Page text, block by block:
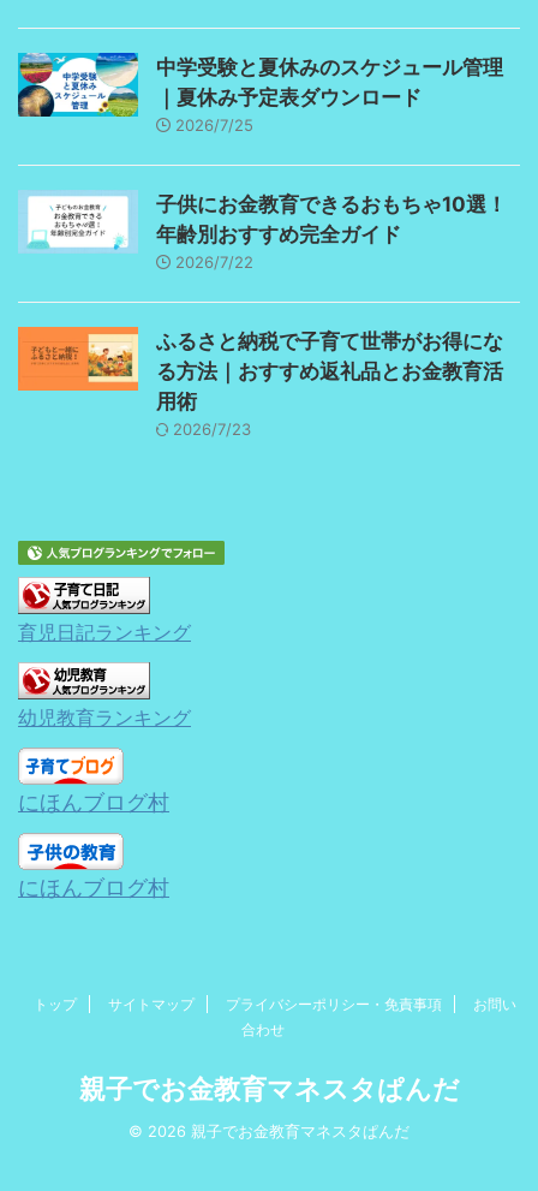
中学受験と夏休みのスケジュール管理
｜夏休み予定表ダウンロード
2026/7/25
子供にお金教育できるおもちゃ10選！
年齢別おすすめ完全ガイド
2026/7/22
ふるさと納税で子育て世帯がお得にな
る方法｜おすすめ返礼品とお金教育活
用術
2026/7/23
育児日記ランキング
幼児教育ランキング
にほんブログ村
にほんブログ村
トップ サイトマップ プライバシーポリシー・免責事項
お問い
合わせ
親子でお金教育マネスタぱんだ
© 2026 親子でお金教育マネスタぱんだ